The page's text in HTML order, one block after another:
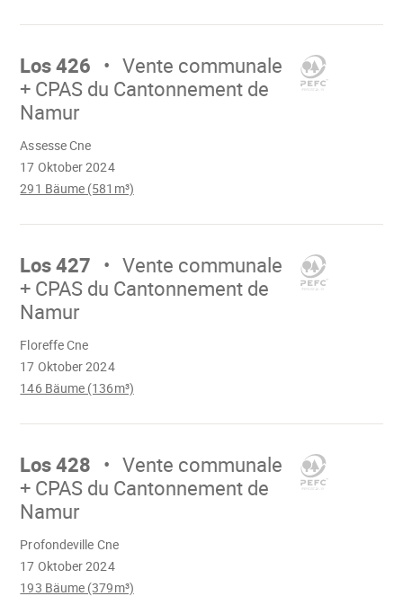
Mach
Los 426
Vente communale
+ CPAS du Cantonnement de
Namur
17 Oktober 2024
Assesse Cne
291 Bäume (581m³)
Mach
Los 427
Vente communale
+ CPAS du Cantonnement de
Namur
17 Oktober 2024
Floreffe Cne
146 Bäume (136m³)
Mach
Los 428
Vente communale
+ CPAS du Cantonnement de
Namur
17 Oktober 2024
Profondeville Cne
193 Bäume (379m³)